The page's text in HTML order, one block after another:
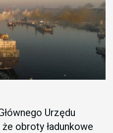
Urzędu
obroty ładunkowe